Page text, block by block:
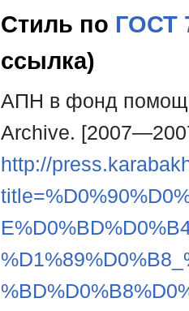
Стиль по ГОСТ
ссылка)
АПН в фонд
Archive.
http://